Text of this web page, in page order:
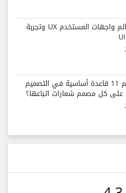
لمحة عن عالم واجهات المستخدم UX وتجربة
ما هي أهم 11 قاعدة أساسية في التصميم
على كل مصمم شعارات اتباعها؟